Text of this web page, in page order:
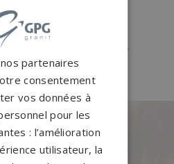
Valdahon
Valentigney
→
uniques et
partenaires
consentement
vos données à
pour les
: l’amélioration
utilisateur, la